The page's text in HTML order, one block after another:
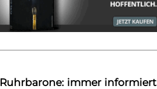
Ruhrbarone: immer informiert